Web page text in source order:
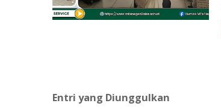
Entri yang Diunggulkan